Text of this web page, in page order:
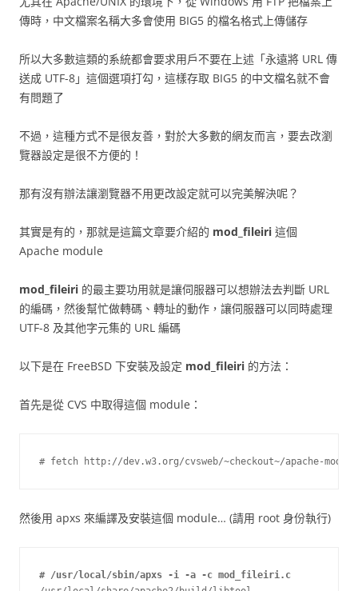
傳時，中文檔案名稱大多會使用 BIG5 的檔名格式上傳儲存
所以大多數這類的系統都會要求用戶不要在上述「永遠將 URL 傳
送成 UTF-8」這個選項打勾，這樣存取 BIG5 的中文檔名就不會
有問題了
不過，這種方式不是很友善，對於大多數的網友而言，要去改瀏
覽器設定是很不方便的！
那有沒有辦法讓瀏覽器不用更改設定就可以完美解決呢？
其實是有的，那就是這篇文章要介紹的 mod_fileiri 這個
Apache module
mod_fileiri 的最主要功用就是讓伺服器可以想辦法去判斷 URL
的編碼，然後幫忙做轉碼、轉址的動作，讓伺服器可以同時處理
UTF-8 及其他字元集的 URL 編碼
以下是在 FreeBSD 下安裝及設定 mod_fileiri 的方法：
首先是從 CVS 中取得這個 module：
# fetch http://dev.w3.org/cvsweb/~checkout~/apache-
然後用 apxs 來編譯及安裝這個 module… (請用 root 身份執行)
# /usr/local/sbin/apxs -i -a -c mod_fileiri.c